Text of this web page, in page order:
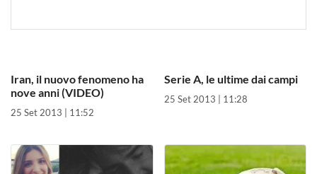
Iran, il nuovo fenomeno ha
nove anni (VIDEO)
25 Set 2013 | 11:52
Serie A, le ultime dai campi
25 Set 2013 | 11:28